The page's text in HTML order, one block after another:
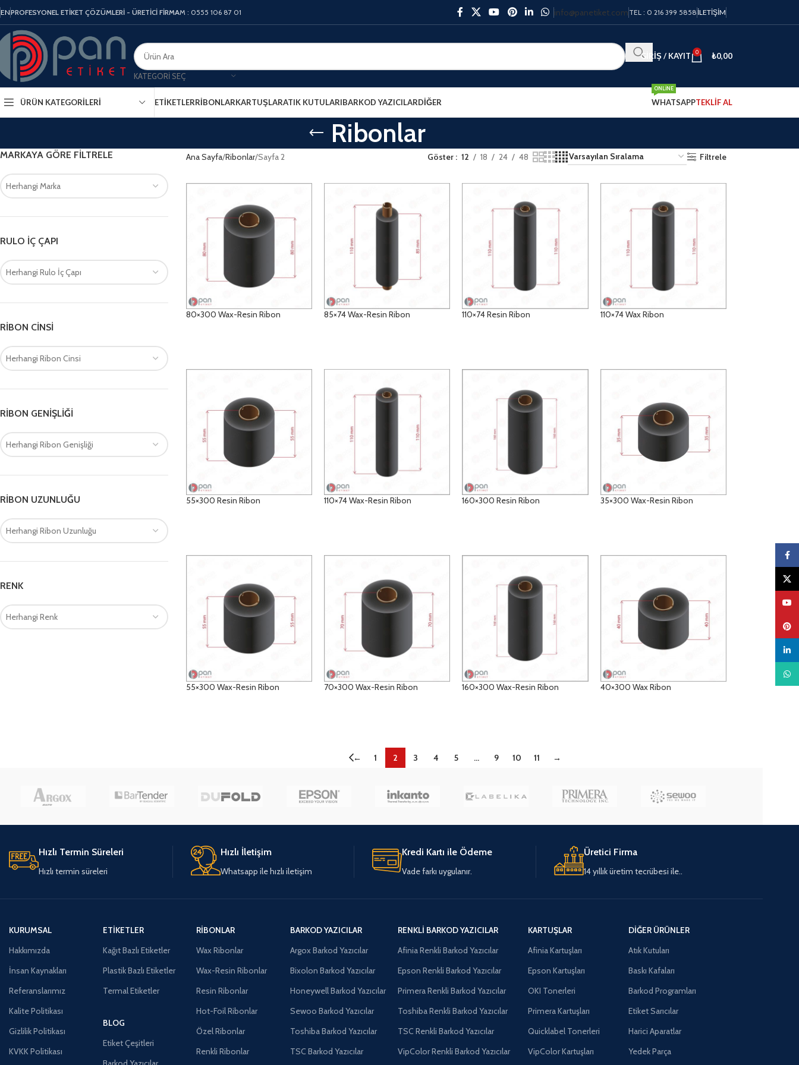
ENPROFESYONEL ETİKET ÇÖZÜMLERİ - ÜRETİCİ FİRMAM : 0555 106 87 01 info@panetiket.com TEL : 0 216 399 5858 İLETIŞIM
KATEGORI SEÇ
GIRIŞ / KAYIT 0 ₺0,00
ÜRÜN KATEGORILERI ETIKETLERRIBONLARKARTUŞLARATIK KUTULARIBARKOD YAZICILARDIĞER WHATSAPP
ONLINE
TEKLİF AL
Ribonlar
MARKAYA GÖRE FILTRELE
Herhangi Marka
RULO İÇ ÇAPI
Herhangi Rulo İç Çapı
RIBON CINSI
Herhangi Ribon Cinsi
RIBON GENIŞLIĞI
Herhangi Ribon Genişliği
RIBON UZUNLUĞU
Herhangi Ribon Uzunluğu
RENK
Herhangi Renk
Ana Sayfa Ribonlar Sayfa 2 Göster 12 18 24 48 Filtrele
80×300 Wax-Resin Ribon 85×74 Wax-Resin Ribon 110×74 Resin Ribon 110×74 Wax Ribon
55×300 Resin Ribon 110×74 Wax-Resin Ribon 160×300 Resin Ribon 35×300 Wax-Resin Ribon
55×300 Wax-Resin Ribon 70×300 Wax-Resin Ribon 160×300 Wax-Resin Ribon 40×300 Wax Ribon
← 1 2 3 4 5 … 9 10 11 →
Hızlı Termin Süreleri
Hızlı termin süreleri
Hızlı İletişim
Whatsapp ile hızlı iletişim
Kredi Kartı ile Ödeme
Vade farkı uygulanır.
Üretici Firma
14 yıllık üretim tecrübesi ile..
KURUMSAL
Hakkımızda
İnsan Kaynakları
Referanslarımız
Kalite Politikası
Gizlilik Politikası
KVKK Politikası
ETIKETLER
Kağıt Bazlı Etiketler
Plastik Bazlı Etiketler
Termal Etiketler
BLOG
Etiket Çeşitleri
RIBONLAR
Wax Ribonlar
Wax-Resin Ribonlar
Resin Ribonlar
Hot-Foil Ribonlar
Özel Ribonlar
Renkli Ribonlar
BARKOD YAZICILAR
Argox Barkod Yazıcılar
Bixolon Barkod Yazıcılar
Honeywell Barkod Yazıcılar
Sewoo Barkod Yazıcılar
Toshiba Barkod Yazıcılar
TSC Barkod Yazıcılar
RENKLI BARKOD YAZICILAR
Afinia Renkli Barkod Yazıcılar
Epson Renkli Barkod Yazıcılar
Primera Renkli Barkod Yazıcılar
Toshiba Renkli Barkod Yazıcılar
TSC Renkli Barkod Yazıcılar
VipColor Renkli Barkod Yazıcılar
KARTUŞLAR
Afinia Kartuşları
Epson Kartuşları
OKI Tonerleri
Primera Kartuşları
Quicklabel Tonerleri
VipColor Kartuşları
DIĞER ÜRÜNLER
Atık Kutuları
Baskı Kafaları
Barkod Programları
Etiket Sarıcılar
Harici Aparatlar
Yedek Parça